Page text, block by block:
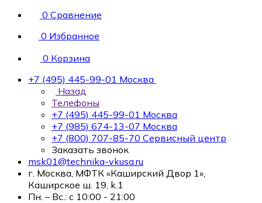
0 Сравнение
0 Избранное
0 Корзина
+7 (495) 445-99-01 Москва
Назад
Телефоны
+7 (495) 445-99-01 Москва
+7 (985) 674-13-07 Москва
+7 (800) 707-85-70 Сервисный центр
Заказать звонок
msk01@technika-vkusa.ru
г. Москва, МФТК «Каширский Двор 1»,
Каширское ш. 19, k.1
Пн. – Вс.: с 10:00 - 21:00